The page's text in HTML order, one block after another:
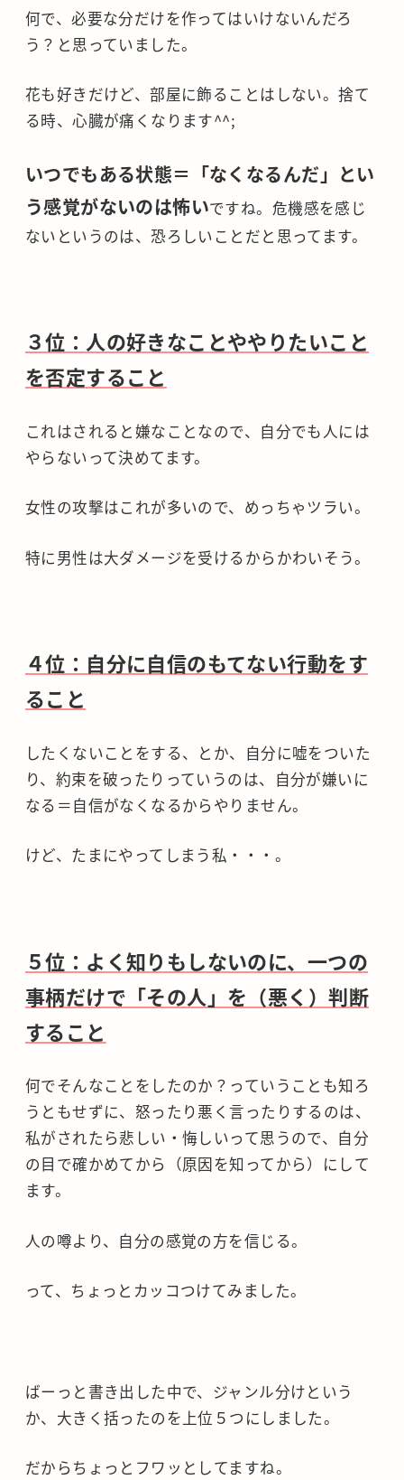
何で、必要な分だけを作ってはいけないんだろ
う？と思っていました。
花も好きだけど、部屋に飾ることはしない。捨て
る時、心臓が痛くなります^^;
いつでもある状態＝「なくなるんだ」とい
う感覚がないのは怖いですね。危機感を感じ
ないというのは、恐ろしいことだと思ってます。
３位：人の好きなことややりたいこと
を否定すること
これはされると嫌なことなので、自分でも人には
やらないって決めてます。
女性の攻撃はこれが多いので、めっちゃツラい。
特に男性は大ダメージを受けるからかわいそう。
４位：自分に自信のもてない行動をす
ること
したくないことをする、とか、自分に嘘をついた
り、約束を破ったりっていうのは、自分が嫌いに
なる＝自信がなくなるからやりません。
けど、たまにやってしまう私・・・。
５位：よく知りもしないのに、一つの
事柄だけで「その人」を（悪く）判断
すること
何でそんなことをしたのか？っていうことも知ろ
うともせずに、怒ったり悪く言ったりするのは、
私がされたら悲しい・悔しいって思うので、自分
の目で確かめてから（原因を知ってから）にして
ます。
人の噂より、自分の感覚の方を信じる。
って、ちょっとカッコつけてみました。
ばーっと書き出した中で、ジャンル分けという
か、大きく括ったのを上位５つにしました。
だからちょっとフワッとしてますね。